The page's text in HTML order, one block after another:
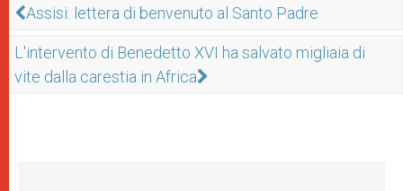
Assisi: lettera di benvenuto al Santo Padre
L'intervento di Benedetto XVI ha salvato migliaia di
vite dalla carestia in Africa